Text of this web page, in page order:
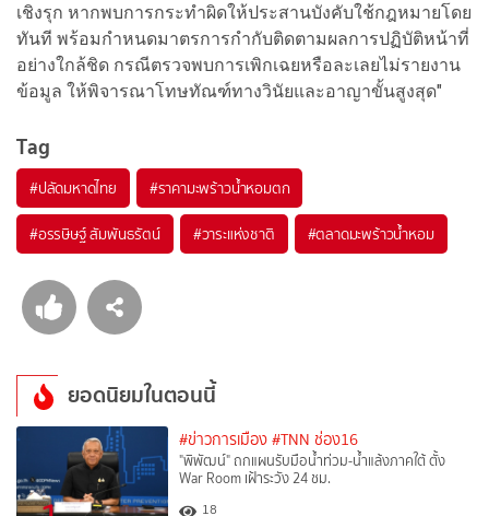
เชิงรุก หากพบการกระทำผิดให้ประสานบังคับใช้กฎหมายโดย
ทันที พร้อมกำหนดมาตรการกำกับติดตามผลการปฏิบัติหน้าที่
อย่างใกล้ชิด กรณีตรวจพบการเพิกเฉยหรือละเลยไม่รายงาน
ข้อมูล ให้พิจารณาโทษทัณฑ์ทางวินัยและอาญาขั้นสูงสุด"
Tag
#ปลัดมหาดไทย #ราคามะพร้าวน้ำหอมตก
#อรรษิษฐ์ สัมพันธรัตน์ #วาระแห่งชาติ #ตลาดมะพร้าวน้ำหอม
ยอดนิยมในตอนนี้
#ข่าวการเมือง #TNN ช่อง16
"พิพัฒน์" ถกแผนรับมือน้ำท่วม-น้ำแล้งภาคใต้ ตั้ง
War Room เฝ้าระวัง 24 ชม.
18